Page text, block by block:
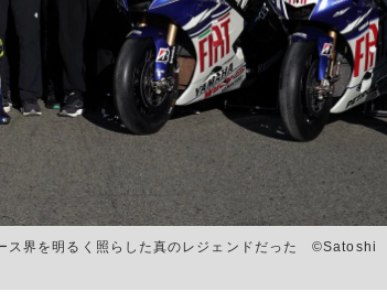
ス界を明るく照らした真のレジェンドだった ©Satoshi